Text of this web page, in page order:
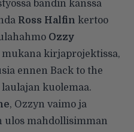
bändin kanssa
Ross Halfin kertoo
Ozzy
mukana kirjaprojektissa,
ennen Back to the
kuolemaa.
, Ozzyn vaimo ja
ulos mahdollisimman